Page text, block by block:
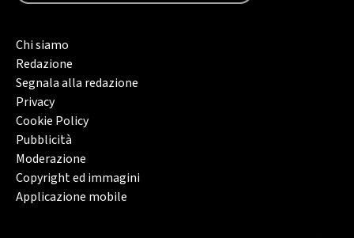
Chi siamo
Redazione
Segnala alla redazione
Privacy
Cookie Policy
Pubblicità
Moderazione
Copyright ed immagini
Applicazione mobile